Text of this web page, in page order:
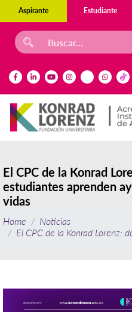
Aspirante Estudiante
El CPC de la Konrad
estudiantes aprenden
vidas
Home
Noticias
El CPC de la Konrad Lorenz: